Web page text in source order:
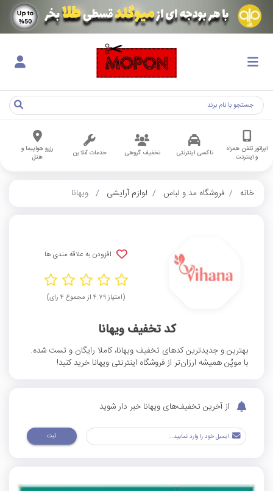
اپراتور تلفن همراه
و اینترنت
تاکسی اینترنتی تخفیف گروهی خدمات آنلاین
رزرو هواپیما و
هتل
خانه فروشگاه مد و لباس لوازم آرایشی ویهانا
افزودن به علاقه مندی ها
(امتیاز ۴.۷۹ از مجموع ۴ رای)
کد تخفیف ویهانا
بهترین و جدیدترین کدهای تخفیف ویهانا، کاملا رایگان و تست شده.
با موپُن همیشه ارزان‌تر از فروشگاه اینترنتی ویهانا خرید کنید!
از آخرین تخفیف‌های ویهانا خبر دار شوید
ثبت